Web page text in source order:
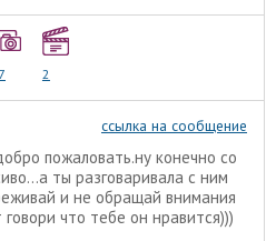
2
ссылка на сообщение
пожаловать.ну конечно со
ты разговаривала с ним
и не обращай внимания
что тебе он нравится)))